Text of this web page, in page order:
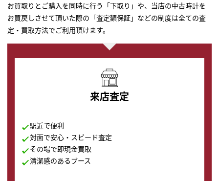
お買取りとご購入を同時に行う「下取り」や、当店の中古時計を
お買戻しさせて頂いた際の「査定額保証」などの制度は全ての査
定・買取方法でご利用頂けます。
来店査定
駅近で便利
対面で安心・スピード査定
その場で即現金買取
清潔感のあるブース